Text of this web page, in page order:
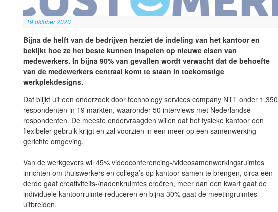
19 oktober 2020
Bijna de helft van de bedrijven herziet de indeling van het kantoor en
bekijkt hoe ze het beste kunnen inspelen op nieuwe eisen van
medewerkers. In bijna 90% van gevallen wordt verwacht dat de behoefte
van de medewerkers centraal komt te staan in toekomstige
werkplekdesigns.
Dat blijkt uit een onderzoek door technology services company NTT onder 1.350
respondenten in 19 markten, waaronder 50 interviews met Nederlandse
respondenten. De meeste ondervraagden willen dat het fysieke kantoor een
flexibeler gebruik krijgt en zal voorzien in een meer op een samenwerking
gerichte omgeving.
Van de werkgevers wil 45% videoconferencing-/videosamenwerkingsruimtes
inrichten om thuiswerkers en collega’s op kantoor samen te brengen, circa een
derde gaat creativiteits-/nadenkruimtes creëren, meer dan een kwart gaat de
individuele kantoorruimte reduceren en bijna 30% gaat de meetingruimtes
uitbreiden.